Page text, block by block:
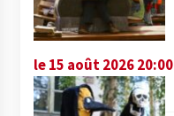
le 15 août 2026 20:00